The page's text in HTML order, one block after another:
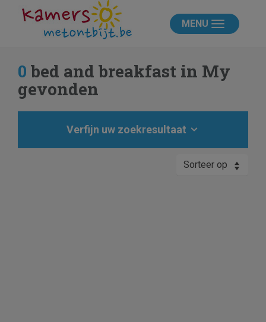
MENU
0 bed and breakfast in My
gevonden
Verfijn uw zoekresultaat
Sorteer op